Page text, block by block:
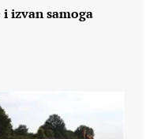
izvan samoga